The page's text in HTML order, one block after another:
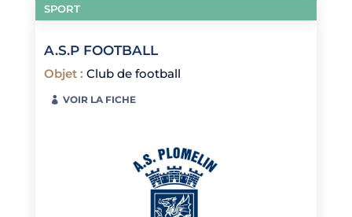
SPORT
A.S.P FOOTBALL
Objet : Club de football
VOIR LA FICHE